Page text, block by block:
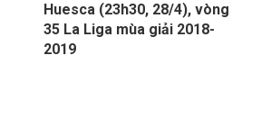
Huesca (23h30, 28/4), vòng
35 La Liga mùa giải 2018-
2019